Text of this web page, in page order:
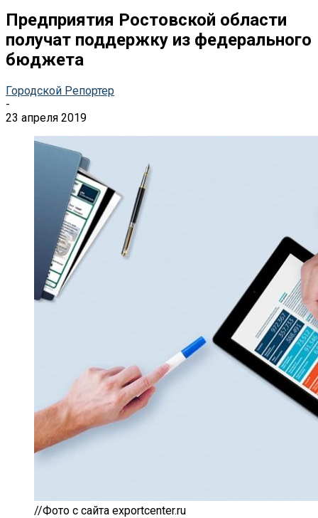
Предприятия Ростовской области
получат поддержку из федерального
бюджета
Городской Репортер
-
23 апреля 2019
//Фото с сайта exportcenter.ru